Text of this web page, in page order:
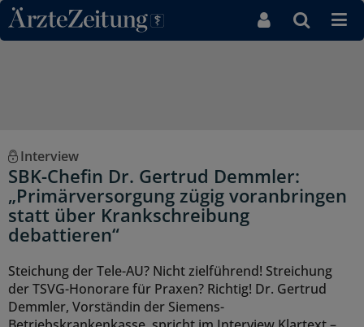
Direkt zum Inhaltsbereich
Interview
SBK-Chefin Dr. Gertrud Demmler:
„Primärversorgung zügig voranbringen
statt über Krankschreibung
debattieren“
Steichung der Tele-AU? Nicht zielführend! Streichung
der TSVG-Honorare für Praxen? Richtig! Dr. Gertrud
Demmler, Vorständin der Siemens-